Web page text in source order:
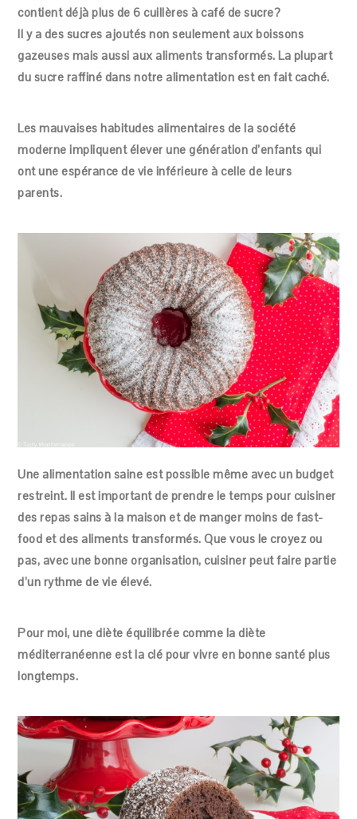
contient déjà plus de 6 cuillères à café de sucre?
Il y a des sucres ajoutés non seulement aux boissons
gazeuses mais aussi aux aliments transformés. La plupart
du sucre raffiné dans notre alimentation est en fait caché.
Les mauvaises habitudes alimentaires de la société
moderne impliquent élever une génération d’enfants qui
ont une espérance de vie inférieure à celle de leurs
parents.
Une alimentation saine est possible même avec un budget
restreint. Il est important de prendre le temps pour cuisiner
des repas sains à la maison et de manger moins de fast-
food et des aliments transformés. Que vous le croyez ou
pas, avec une bonne organisation, cuisiner peut faire partie
d’un rythme de vie élevé.
Pour moi, une diète équilibrée comme la diète
méditerranéenne est la clé pour vivre en bonne santé plus
longtemps.